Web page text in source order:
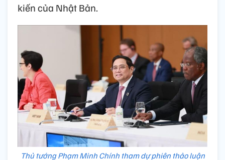
kiến của Nhật Bản.
Thủ tướng Phạm Minh Chính tham dự phiên thảo luận